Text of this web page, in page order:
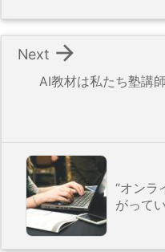
AI教材は私たち塾講

Next
“オン
がって